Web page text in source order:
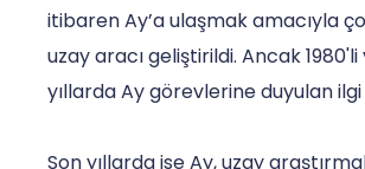
itibaren Ay’a ulaşmak amacıyla
uzay aracı geliştirildi. Ancak 1980'li
yıllarda Ay görevlerine duyulan ilgi
Son yıllarda ise Ay, uzay